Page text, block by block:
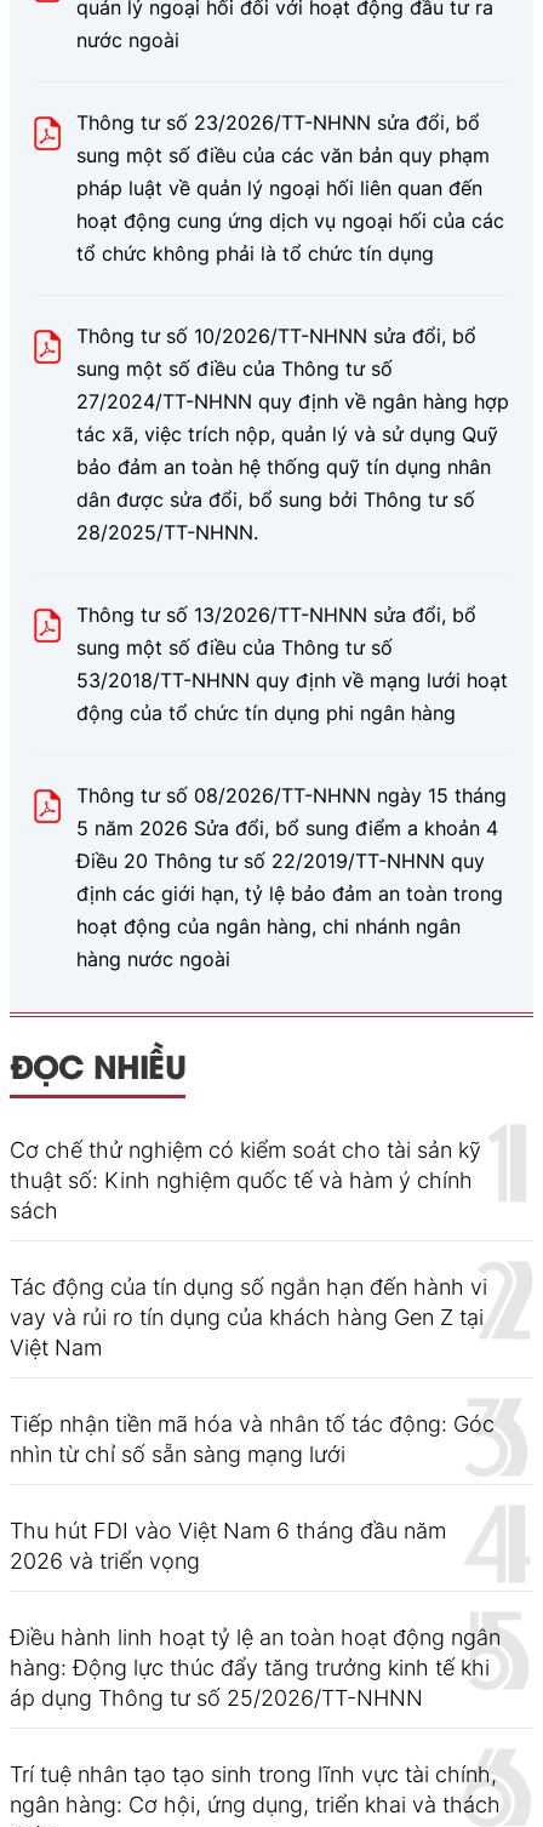
quản lý ngoại hối đối với hoạt động đầu tư ra
nước ngoài
Thông tư số 23/2026/TT-NHNN sửa đổi, bổ
sung một số điều của các văn bản quy phạm
pháp luật về quản lý ngoại hối liên quan đến
hoạt động cung ứng dịch vụ ngoại hối của các
tổ chức không phải là tổ chức tín dụng
Thông tư số 10/2026/TT-NHNN sửa đổi, bổ
sung một số điều của Thông tư số
27/2024/TT-NHNN quy định về ngân hàng hợp
tác xã, việc trích nộp, quản lý và sử dụng Quỹ
bảo đảm an toàn hệ thống quỹ tín dụng nhân
dân được sửa đổi, bổ sung bởi Thông tư số
28/2025/TT-NHNN.
Thông tư số 13/2026/TT-NHNN sửa đổi, bổ
sung một số điều của Thông tư số
53/2018/TT-NHNN quy định về mạng lưới hoạt
động của tổ chức tín dụng phi ngân hàng
Thông tư số 08/2026/TT-NHNN ngày 15 tháng
5 năm 2026 Sửa đổi, bổ sung điểm a khoản 4
Điều 20 Thông tư số 22/2019/TT-NHNN quy
định các giới hạn, tỷ lệ bảo đảm an toàn trong
hoạt động của ngân hàng, chi nhánh ngân
hàng nước ngoài
ĐỌC NHIỀU
Cơ chế thử nghiệm có kiểm soát cho tài sản kỹ
thuật số: Kinh nghiệm quốc tế và hàm ý chính
sách
Tác động của tín dụng số ngắn hạn đến hành vi
vay và rủi ro tín dụng của khách hàng Gen Z tại
Việt Nam
Tiếp nhận tiền mã hóa và nhân tố tác động: Góc
nhìn từ chỉ số sẵn sàng mạng lưới
Thu hút FDI vào Việt Nam 6 tháng đầu năm
2026 và triển vọng
Điều hành linh hoạt tỷ lệ an toàn hoạt động ngân
hàng: Động lực thúc đẩy tăng trưởng kinh tế khi
áp dụng Thông tư số 25/2026/TT-NHNN
Trí tuệ nhân tạo tạo sinh trong lĩnh vực tài chính,
ngân hàng: Cơ hội, ứng dụng, triển khai và thách